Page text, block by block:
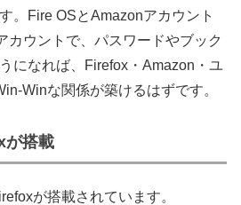
。Fire OSとAmazonアカウント
カウントで、パスワードやブック
になれば、Firefox・Amazon・ユ
Winな関係が築けるはずです。
が搭載
が搭載されています。